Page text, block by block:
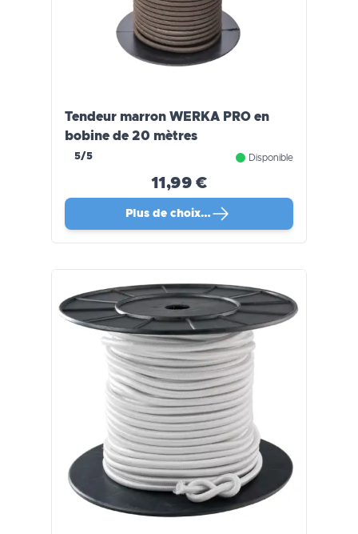
Tendeur marron WERKA PRO en
bobine de 20 mètres
5/5 Disponible
11,99 €
Plus de choix…